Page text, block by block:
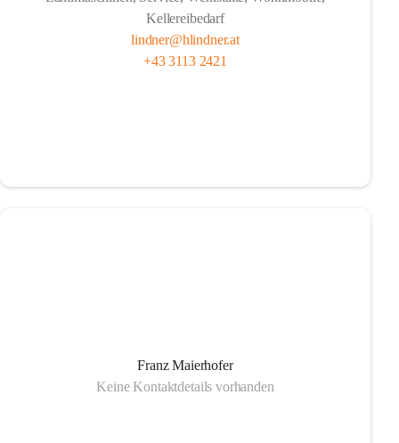
Kellereibedarf
lindner@hlindner.at
+43 3113 2421
Franz Maierhofer
Keine Kontaktdetails vorhanden